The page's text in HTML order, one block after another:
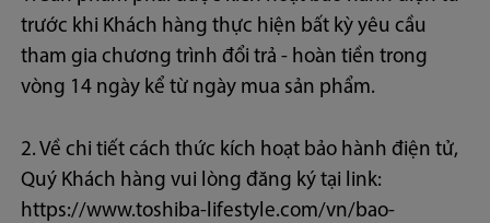
trước khi Khách hàng thực hiện bất kỳ yêu cầu
tham gia chương trình đổi trả - hoàn tiền trong
vòng 14 ngày kể từ ngày mua sản phẩm.
2. Về chi tiết cách thức kích hoạt bảo hành điện tử,
Quý Khách hàng vui lòng đăng ký tại link:
https://www.toshiba-lifestyle.com/vn/bao-